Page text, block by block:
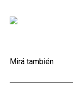
Mirá también